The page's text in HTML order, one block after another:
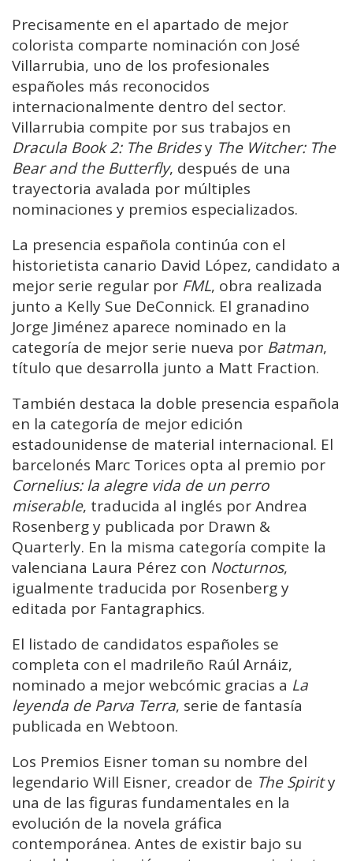
Precisamente en el apartado de mejor
colorista comparte nominación con José
Villarrubia, uno de los profesionales
españoles más reconocidos
internacionalmente dentro del sector.
Villarrubia compite por sus trabajos en
Dracula Book 2: The Bridesy The Witcher: The
Bear and the Butterfly, después de una
trayectoria avalada por múltiples
nominaciones y premios especializados.
La presencia española continúa con el
historietista canario David López, candidato a
mejor serie regular por FML, obra realizada
junto a Kelly Sue DeConnick. El granadino
Jorge Jiménez aparece nominado en la
categoría de mejor serie nueva por Batman,
título que desarrolla junto a Matt Fraction.
También destaca la doble presencia española
en la categoría de mejor edición
estadounidense de material internacional. El
barcelonés Marc Torices opta al premio por
Cornelius: la alegre vida de un perro
miserable, traducida al inglés por Andrea
Rosenberg y publicada por Drawn &
Quarterly. En la misma categoría compite la
valenciana Laura Pérez con Nocturnos,
igualmente traducida por Rosenberg y
editada por Fantagraphics.
El listado de candidatos españoles se
completa con el madrileño Raúl Arnáiz,
nominado a mejor webcómic gracias a La
leyenda de Parva Terra, serie de fantasía
publicada en Webtoon.
Los Premios Eisner toman su nombre del
legendario Will Eisner, creador de The Spirity
una de las figuras fundamentales en la
evolución de la novela gráfica
contemporánea. Antes de existir bajo su